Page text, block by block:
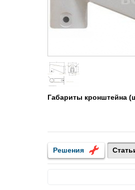
Габариты кронштейна
Решения